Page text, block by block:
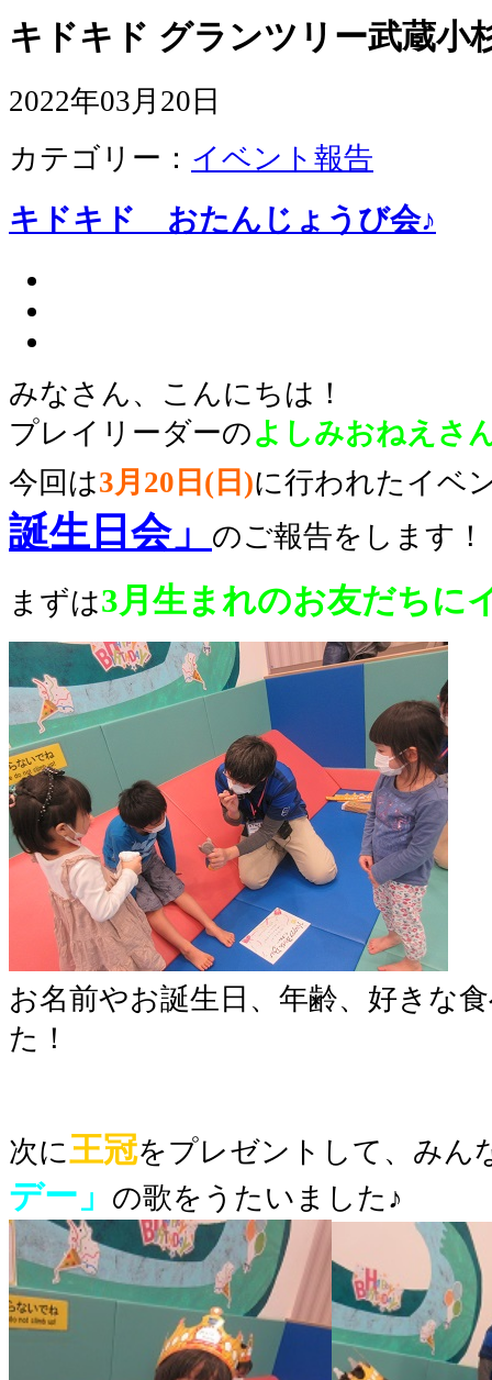
キドキド グランツリー武蔵小
2022年03月20日
カテゴリー： イベント報告
キドキド おたんじょうび会♪
みなさん、こんにちは！
プレイリーダーのよしみおねえさ
今回は3月20日(日)に行われたイベ
誕生日会」
のご報告をします！
まずは3月生まれのお友だちに
お名前やお誕生日、年齢、好きな
た！
次に王冠をプレゼントして、みん
デー」 の歌をうたいました♪